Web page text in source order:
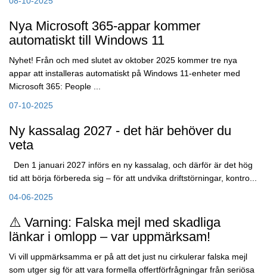
Nya Microsoft 365-appar kommer
automatiskt till Windows 11
Nyhet! Från och med slutet av oktober 2025 kommer tre nya
appar att installeras automatiskt på Windows 11-enheter med
Microsoft 365: People ...
07-10-2025
Ny kassalag 2027 - det här behöver du
veta
Den 1 januari 2027 införs en ny kassalag, och därför är det hög
tid att börja förbereda sig – för att undvika driftstörningar, kontro...
04-06-2025
⚠️ Varning: Falska mejl med skadliga
länkar i omlopp – var uppmärksam!
Vi vill uppmärksamma er på att det just nu cirkulerar falska mejl
som utger sig för att vara formella offertförfrågningar från seriösa